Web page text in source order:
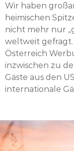
Wir haben
heimischen
nicht mehr nur
weltweit
Österreich
inzwischen zu
Gäste aus den
internationale